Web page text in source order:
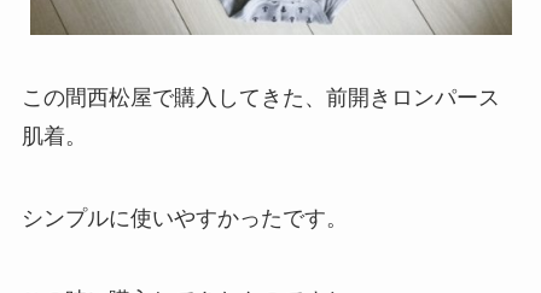
この間西松屋で購入してきた、前開きロンパース
肌着。
シンプルに使いやすかったです。